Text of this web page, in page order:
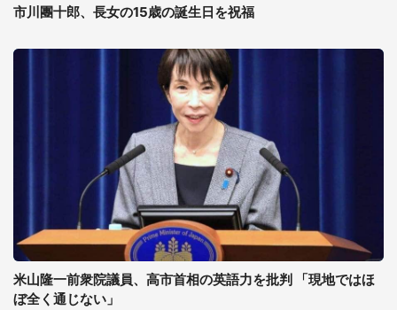
市川團十郎、長女の15歳の誕生日を祝福
米山隆一前衆院議員、高市首相の英語力を批判 「現地ではほ
ぼ全く通じない」